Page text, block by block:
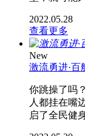
2022.05.28
查看更多
New
激流勇进·百
你跳操了吗
人都挂在嘴
启了全民